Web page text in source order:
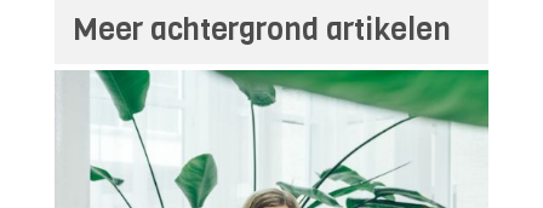
Meer achtergrond artikelen